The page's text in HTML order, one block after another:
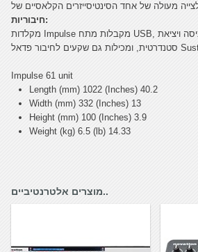
חיבוריות:
מקלדות Impulse מקבלות מתח USB, מאפשרות כניסה ויציאת Midi
Impulse 61 unit
Length (mm) 1022 (Inches) 40.2
Width (mm) 332 (Inches) 13
Height (mm) 100 (Inches) 3.9
Weight (kg) 6.5 (lb) 14.33
מוצרים אלטרנטיביים..